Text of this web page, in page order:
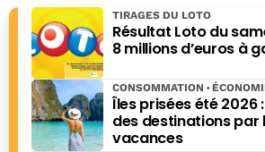
Résultat Loto du
8 millions d’euros à
TIRAGES DU LOTO
Îles prisées été 2026
des destinations par
vacances
CONSOMMATION